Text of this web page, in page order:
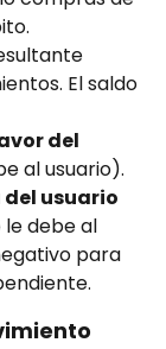
El saldo
del
al usuario).
usuario
le debe al
para